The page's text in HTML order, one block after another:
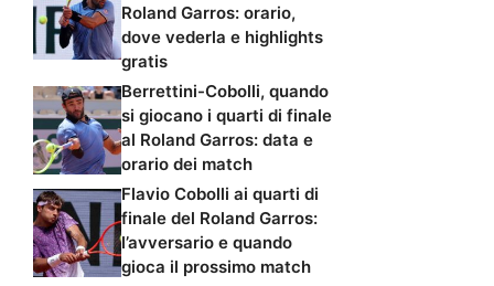
Roland Garros: orario,
dove vederla e highlights
gratis
Berrettini-Cobolli, quando
si giocano i quarti di finale
al Roland Garros: data e
orario dei match
Flavio Cobolli ai quarti di
finale del Roland Garros:
l’avversario e quando
gioca il prossimo match